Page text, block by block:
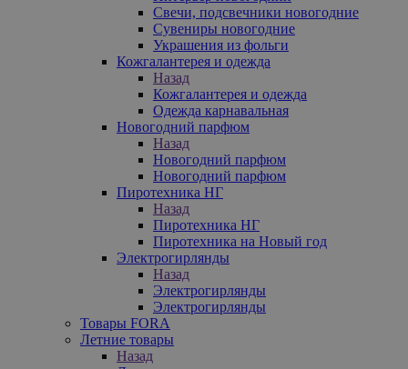
Свечи, подсвечники новогодние
Сувениры новогодние
Украшения из фольги
Кожгалантерея и одежда
Назад
Кожгалантерея и одежда
Одежда карнавальная
Новогодний парфюм
Назад
Новогодний парфюм
Новогодний парфюм
Пиротехника НГ
Назад
Пиротехника НГ
Пиротехника на Новый год
Электрогирлянды
Назад
Электрогирлянды
Электрогирлянды
Товары FORA
Летние товары
Назад